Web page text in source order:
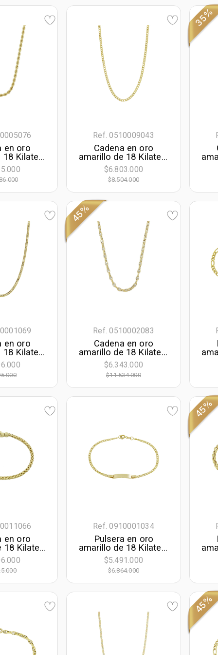
en oro
Kilates,
cm. de
mm. de
Ref. 0510009043
Cadena en oro
amarillo de 18 Kilates,
Grumette, 60 cm. de
largo, 2 mm. de ancho
$6.803.000
$8.504.000
35%
en oro
Kilates,
cm. de
de ancho
45%
Ref. 0510002083
Cadena en oro
amarillo de 18 Kilates,
Ancla, 50 cm. de
largo, 3.50 mm. de
ancho
$6.343.000
$11.534.000
en oro
18 Kilates
cm. de
mm. de
Ref. 0910001034
Pulsera en oro
amarillo de 18 Kilates,
Grumette, 21 cm. de
largo, 2.50 mm. de
ancho
$5.491.000
$6.864.000
45%
45%